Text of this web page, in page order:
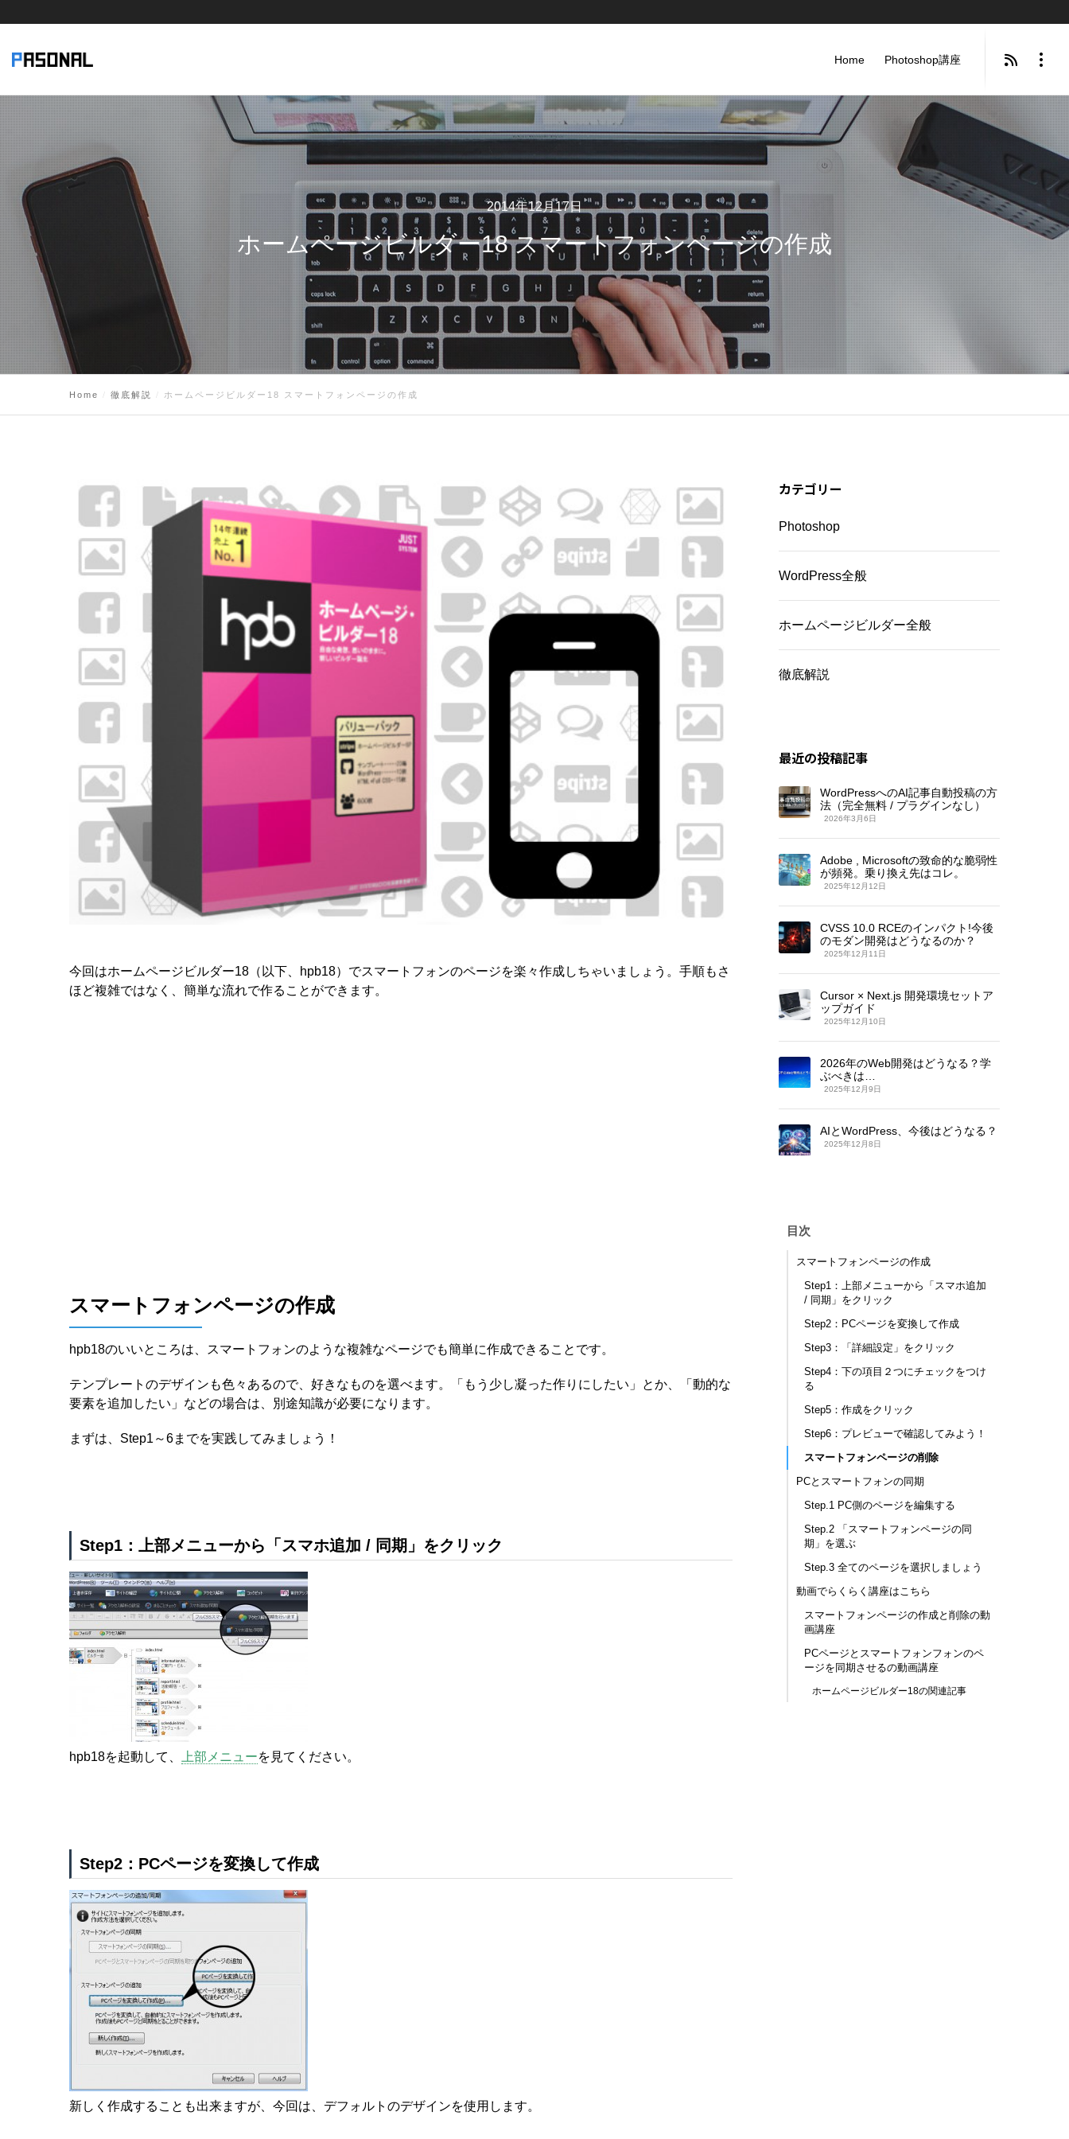
Home Photoshop講座
2014年12月17日
ホームページビルダー18 スマートフォンページの作成
Home 徹底解説 ホームページビルダー18 スマートフォンページの作成
今回はホームページビルダー18（以下、hpb18）でスマートフォンのページを楽々作成しちゃいましょう。手順もさ
ほど複雑ではなく、簡単な流れで作ることができます。
スマートフォンページの作成
hpb18のいいところは、スマートフォンのような複雑なページでも簡単に作成できることです。
テンプレートのデザインも色々あるので、好きなものを選べます。「もう少し凝った作りにしたい」とか、「動的な
要素を追加したい」などの場合は、別途知識が必要になります。
まずは、Step1～6までを実践してみましょう！
Step1：上部メニューから「スマホ追加 / 同期」をクリック
hpb18を起動して、 上部メニューを見てください。
Step2：PCページを変換して作成
新しく作成することも出来ますが、今回は、デフォルトのデザインを使用します。
カテゴリー
Photoshop
WordPress全般
ホームページビルダー全般
徹底解説
最近の投稿記事
WordPressへのAI記事自動投稿の方
法（完全無料 / プラグインなし）
2026年3月6日
Adobe , Microsoftの致命的な脆弱性
が頻発。乗り換え先はコレ。
2025年12月12日
CVSS 10.0 RCEのインパクト!今後
のモダン開発はどうなるのか？
2025年12月11日
Cursor × Next.js 開発環境セットア
ップガイド
2025年12月10日
2026年のWeb開発はどうなる？学
ぶべきは…
2025年12月9日
AIとWordPress、今後はどうなる？
2025年12月8日
目次
スマートフォンページの作成
Step1：上部メニューから「スマホ追加
/ 同期」をクリック
Step2：PCページを変換して作成
Step3：「詳細設定」をクリック
Step4：下の項目２つにチェックをつけ
る
Step5：作成をクリック
Step6：プレビューで確認してみよう！
スマートフォンページの削除
PCとスマートフォンの同期
Step.1 PC側のページを編集する
Step.2 「スマートフォンページの同
期」を選ぶ
Step.3 全てのページを選択しましょう
動画でらくらく講座はこちら
スマートフォンページの作成と削除の動
画講座
PCページとスマートフォンフォンのペ
ージを同期させるの動画講座
ホームページビルダー18の関連記事